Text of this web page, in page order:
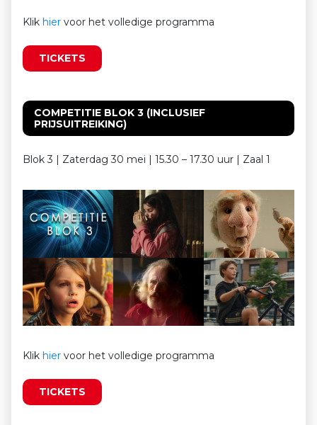
Klik hier voor het volledige programma
TICKETS
COMPETITIE BLOK 3 (INCLUSIEF
PRIJSUITREIKING)
Blok 3 | Zaterdag 30 mei | 15.30 – 17.30 uur | Zaal 1
Klik hier voor het volledige programma
TICKETS